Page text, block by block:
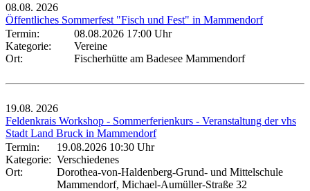
08.08. 2026
Öffentliches Sommerfest "Fisch und Fest" in Mammendorf
Termin:
08.08.2026 17:00 Uhr
Kategorie:
Vereine
Ort:
Fischerhütte am Badesee Mammendorf
19.08. 2026
Feldenkrais Workshop - Sommerferienkurs - Veranstaltung der vhs
Stadt Land Bruck in Mammendorf
Termin:
19.08.2026 10:30 Uhr
Kategorie: Verschiedenes
Ort:
Dorothea-von-Haldenberg-Grund- und Mittelschule
Mammendorf, Michael-Aumüller-Straße 32